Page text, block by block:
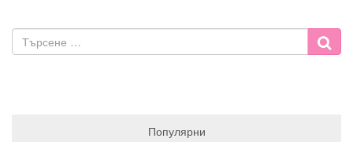
Популярни